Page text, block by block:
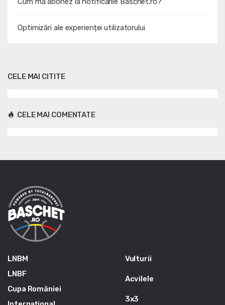
Optimizări ale experienței utilizatorului
CELE MAI CITITE
CELE MAI COMENTATE
LNBM
LNBF
Cupa României
Vulturii
Acvilele
3x3